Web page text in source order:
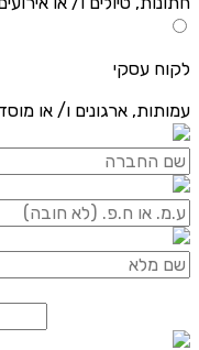
לקוח עסקי
עמותות, ארגונים ו/ או